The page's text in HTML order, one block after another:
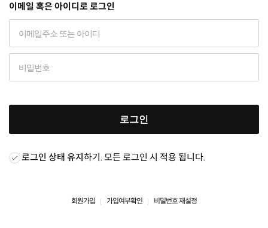
이메일 혹은 아이디로 로그인
로그인
로그인 상태 유지하기. 모든 로그인 시 적용 됩니다.
회원가입 가입여부확인 비밀번호 재설정